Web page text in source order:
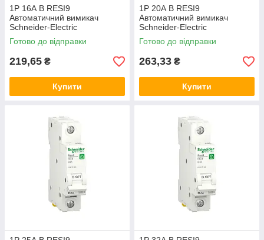
1P 16А B RESI9
Автоматичний вимикач
Schneider-Electric
однополюсний, R9F02116,
модульний Шнайдер автомат
Готово до відправки
219,65 ₴
Купити
1P 20А B RESI9
Автоматичний вимикач
Schneider-Electric
однополюсний, R9F02120,
модульний Шнайдер автомат
Готово до відправки
263,33 ₴
Купити